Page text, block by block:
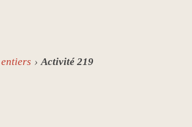
Activité 219